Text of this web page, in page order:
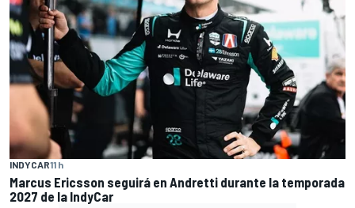
INDYCAR11 h
Marcus Ericsson seguirá en Andretti durante la temporada
2027 de la IndyCar